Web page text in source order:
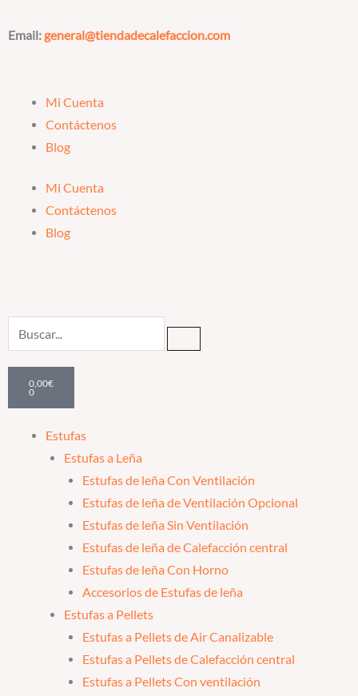
Email:general@tiendadecalefaccion.com
Mi Cuenta
Contáctenos
Blog
Mi Cuenta
Contáctenos
Blog
Search
0,00€
0
Cart
Estufas
Estufas a Leña
Estufas de leña Con Ventilación
Estufas de leña de Ventilación Opcional
Estufas de leña Sin Ventilación
Estufas de leña de Calefacción central
Estufas de leña Con Horno
Accesorios de Estufas de leña
Estufas a Pellets
Estufas a Pellets de Air Canalizable
Estufas a Pellets de Calefacción central
Estufas a Pellets Con ventilación